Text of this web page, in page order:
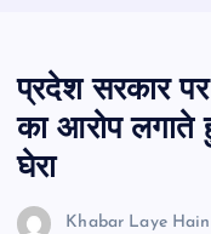
प्रदेश सरकार पर
का आरोप लगाते
घेरा
Khabar Laye Hain